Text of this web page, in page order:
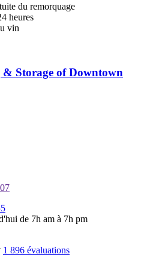
du remorquage
heures
vin
Storage of Downtown
de 7h am à 7h pm
1 896 évaluations